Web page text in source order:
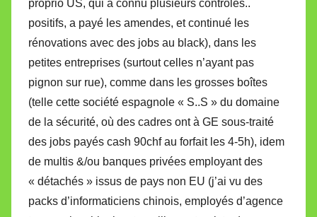
proprio US, qui a connu plusieurs contrôles..
positifs, a payé les amendes, et continué les
rénovations avec des jobs au black), dans les
petites entreprises (surtout celles n’ayant pas
pignon sur rue), comme dans les grosses boîtes
(telle cette société espagnole « S..S » du domaine
de la sécurité, où des cadres ont à GE sous-traité
des jobs payés cash 90chf au forfait les 4-5h), idem
de multis &/ou banques privées employant des
« détachés » issus de pays non EU (j’ai vu des
packs d’informaticiens chinois, employés d’agence